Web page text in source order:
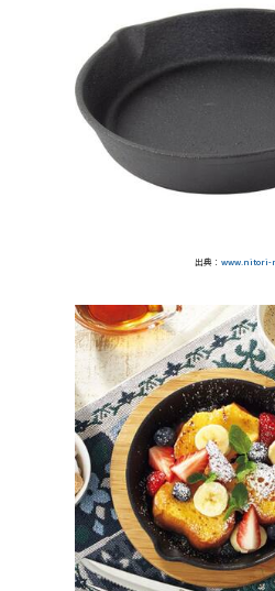
出典： www.nitori-